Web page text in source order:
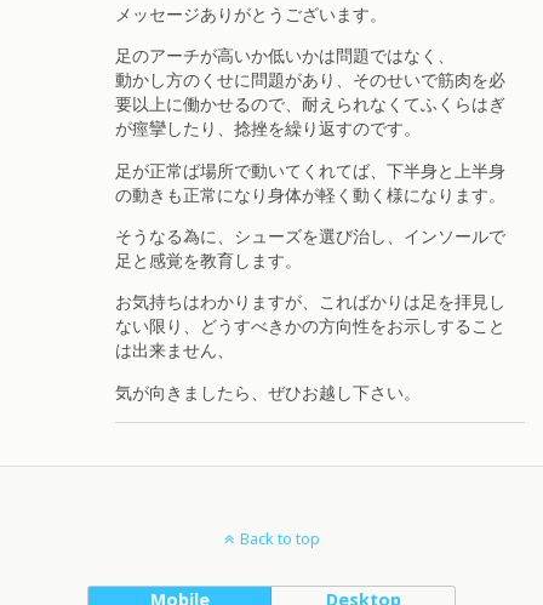
メッセージありがとうございます。
足のアーチが高いか低いかは問題ではなく、
動かし方のくせに問題があり、そのせいで筋肉を必
要以上に働かせるので、耐えられなくてふくらはぎ
が痙攣したり、捻挫を繰り返すのです。
足が正常ば場所で動いてくれてば、下半身と上半身
の動きも正常になり身体が軽く動く様になります。
そうなる為に、シューズを選び治し、インソールで
足と感覚を教育します。
お気持ちはわかりますが、こればかりは足を拝見し
ない限り、どうすべきかの方向性をお示しすること
は出来ません、
気が向きましたら、ぜひお越し下さい。
Back to top
Mobile Desktop